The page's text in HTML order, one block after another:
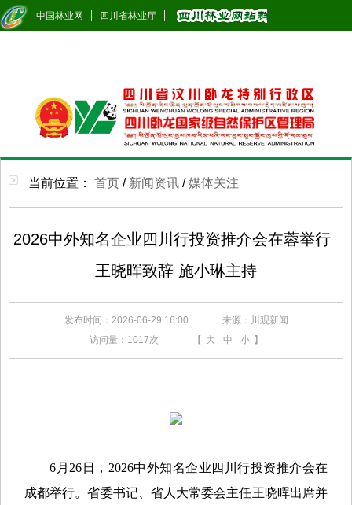
中国林业网 四川省林业厅
当前位置： 首页 / 新闻资讯 /媒体关注
2026中外知名企业四川行投资推介会在蓉举行
王晓晖致辞 施小琳主持
发布时间：2026-06-29 16:00
来源：川观新闻
访问量： 1017次 【 大 中 小 】
6月26日，2026中外知名企业四川行投资推介会在
成都举行。省委书记、省人大常委会主任王晓晖出席并